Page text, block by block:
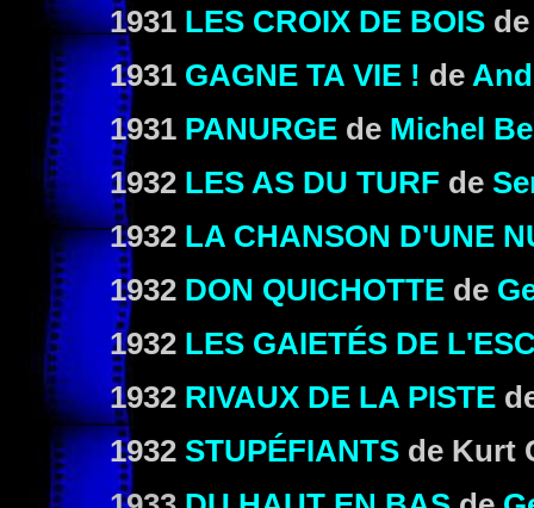
1931 LES CROIX DE BOIS
1931 GAGNE TA VIE ! de
1931 PANURGE de Michel
1932 LES AS DU TURF de
1932 LA CHANSON D'UNE
1932 DON QUICHOTTE de
1932 LES GAIETÉS DE
1932 RIVAUX DE LA PISTE
1932 STUPÉFIANTS de Kurt